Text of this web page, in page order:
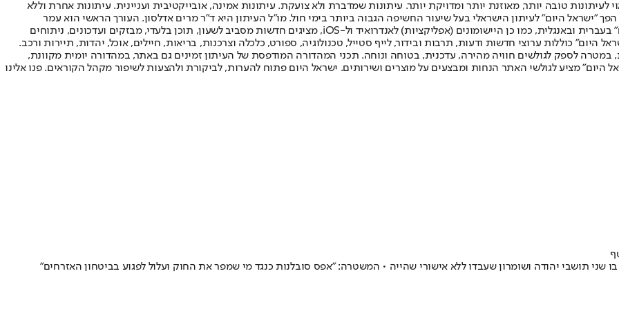
טובה יותר, מאוזנת יותר ומדויקת יותר. עיתונות שמדברת ולא צועקת. עיתונות אמינה, אובייקטיבית ועניינית. עיתונות אחרת וללא
תשלום. המהדורה המודפסת הראשונה פורסמה ב-30 ביולי 2007, וב-2010 הפך "ישראל היום" לעיתון הישראלי בעל שיעור החשיפה הגבוה ביותר בימי חול. מו"ל העיתון היא ד"ר מרים אדלסון. העורך הראשי הוא עמר
לחמנוביץ, והעורך המייסד הוא עמוס רגב. אתרי האינטרנט של "ישראל היום" בעברית ובאנגלית, כמו כן היישומונים (אפליקציות) לאנדרואיד ול-iOS, מציגים חדשות מסביב לשעון, תוכן בלעדי, מבזקים ועדכונים, ניתוחים
היום" כוללות ערוצי חדשות ודעות, תרבות ובידור, לייף סטייל, טכנולוגיה, ספורט, כלכלה וצרכנות, בריאות, חיילים, אוכל, יהדות, תיירות ורכב.
במטרה לספק לגולשים חוויה מהירה, עדכנית, בטוחה ונוחה. תכני המהדורה המודפסת של העיתון זמינים גם באתר, במהדורה יומית מקוונת,
היום" מציע לגולשי האתר הנחות ומבצעים על מוצרים ושירותים. ישראל היום פתוח להערות, לביקורת ולהצעות לשיפור מקהל הקוראים. פנו אלינו